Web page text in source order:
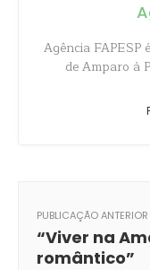
Agência FAPESP
de Amparo à
PUBLICAÇÃO ANTERIOR
“Viver na
romântico”